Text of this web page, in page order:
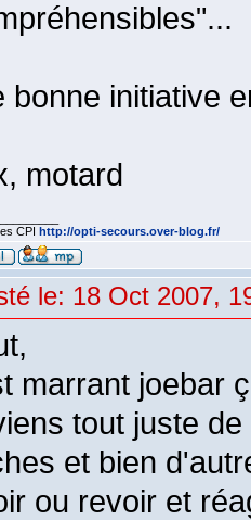
bonne initiative
motard
CPI http://opti-secours.over-blog.fr/
le: 18 Oct 2007,
marrant joebar
tout juste
et bien
ou revoir et